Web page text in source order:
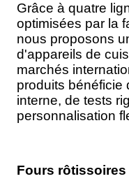
Grâce à quatre
optimisées par la
nous proposons
d'appareils de
marchés
produits bénéficie
interne, de tests
personnalisation
Fours